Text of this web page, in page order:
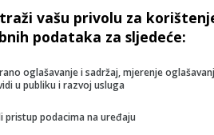
domaćinstva (npr. supružnika ili
isti dokumenti (rodni list,
da ne posjeduju stan itd.), plus
ako se ne vidi iz ostalih
traži vašu privolu za
podataka za sljedeće:
oglašavanje i sadržaj, mjerenje
u publiku i razvoj usluga
pristup podacima na uređaju